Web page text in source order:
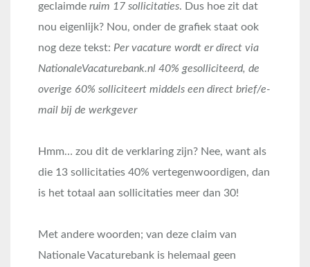
geclaimde ruim 17 sollicitaties. Dus hoe zit dat
nou eigenlijk? Nou, onder de grafiek staat ook
nog deze tekst: Per vacature wordt er direct via
NationaleVacaturebank.nl 40% gesolliciteerd, de
overige 60% solliciteert middels een direct brief/e-
mail bij de werkgever
Hmm… zou dit de verklaring zijn? Nee, want als
die 13 sollicitaties 40% vertegenwoordigen, dan
is het totaal aan sollicitaties meer dan 30!
Met andere woorden; van deze claim van
Nationale Vacaturebank is helemaal geen